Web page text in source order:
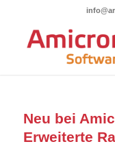
Neu bei
Erweiterte